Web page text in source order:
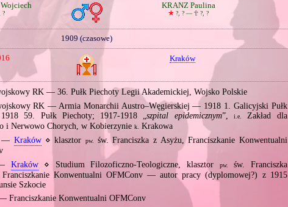
?
KRANZ Paulina
🞲 ?, ? —🕆 ?, ?
1909 (czasowe)
Kraków
RK — 36. Pułk Piechoty Legii Akademickiej, Wojsko Polskie
RK — Armia Monarchii Austro–Węgierskiej — 1918 1. Galicyjski Pułk
1918 59. Pułk Piechoty; 1917‐1918 „szpital epidemicznym”,i.e.
Zakład dla
i Nerwowo Chorych, w Kobierzynie k.
Krakowa
— Kraków⋄ klasztor pw.
św. Franciszka z Asyżu, Franciszkanie Konwentualni
Kraków⋄ Studium Filozoficzno‐Teologiczne, klasztor pw.
św. Franciszka
Konwentualni OFMConv — autor pracy (dyplomowej?) z 1915
Szkocie
Franciszkanie Konwentualni OFMConv